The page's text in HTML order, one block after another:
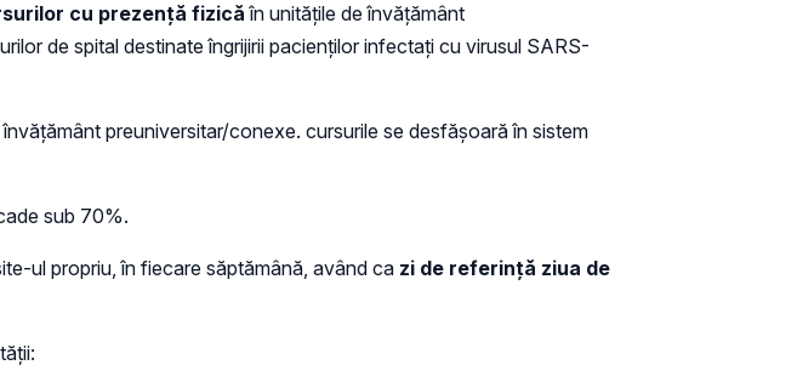
cu prezență fizică în unitățile de învățământ
de spital destinate îngrijirii pacienților infectați cu virusul SARS-
preuniversitar/conexe. cursurile se desfășoară în sistem
sub 70%.
ul propriu, în fiecare săptămână, având ca zi de referință ziua de